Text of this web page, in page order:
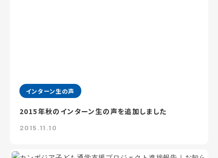
インターン生の声
2015年秋のインターン生の声を追加しました
2015.11.10